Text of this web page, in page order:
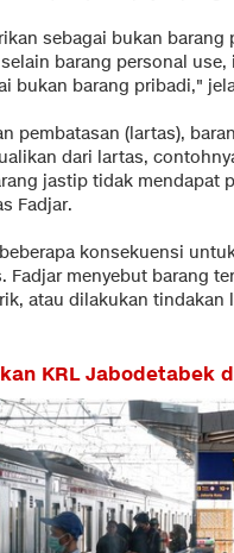
sebagai bukan
barang personal
bukan barang pribadi,"
pembatasan (lartas),
dari lartas,
jastip tidak mendapat
Fadjar.
konsekuensi
Fadjar menyebut barang
atau dilakukan tindakan
KRL Jabodetabek